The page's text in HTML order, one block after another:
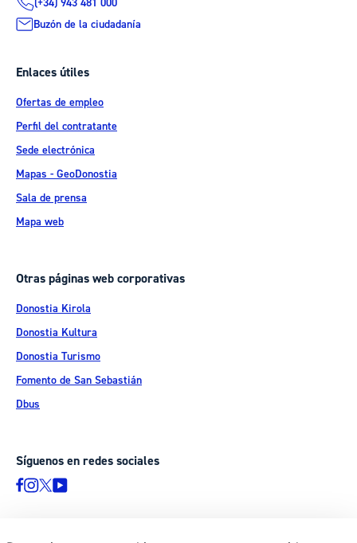
Buzón de la ciudadanía
Enlaces útiles
Ofertas de empleo
Perfil del contratante
Sede electrónica
Mapas - GeoDonostia
Sala de prensa
Mapa web
Otras páginas web corporativas
Donostia Kirola
Donostia Kultura
Donostia Turismo
Fomento de San Sebastián
Dbus
Síguenos en redes sociales